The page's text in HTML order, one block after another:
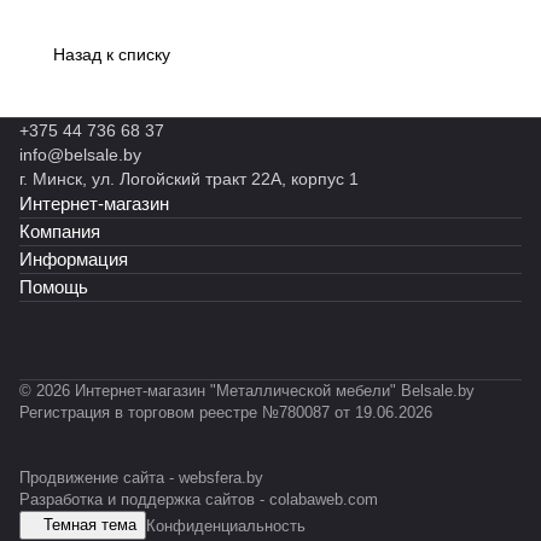
Назад к списку
+375 44 736 68 37
info@belsale.by
г. Минск, ул. Логойский тракт 22А, корпус 1
Интернет-магазин
Компания
Информация
Помощь
© 2026 Интернет-магазин "Металлической мебели" Belsale.by
Регистрация в торговом реестре №780087 от 19.06.2026
Продвижение сайта - websfera.by
Разработка и поддержка сайтов - colabaweb.com
Темная тема Конфиденциальность